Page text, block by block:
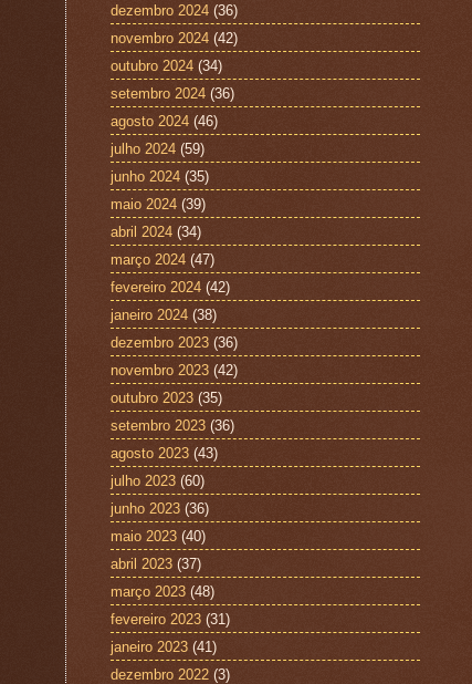
dezembro 2024 (36)
novembro 2024 (42)
outubro 2024 (34)
setembro 2024 (36)
agosto 2024 (46)
julho 2024 (59)
junho 2024 (35)
maio 2024 (39)
abril 2024 (34)
março 2024 (47)
fevereiro 2024 (42)
janeiro 2024 (38)
dezembro 2023 (36)
novembro 2023 (42)
outubro 2023 (35)
setembro 2023 (36)
agosto 2023 (43)
julho 2023 (60)
junho 2023 (36)
maio 2023 (40)
abril 2023 (37)
março 2023 (48)
fevereiro 2023 (31)
janeiro 2023 (41)
dezembro 2022 (3)